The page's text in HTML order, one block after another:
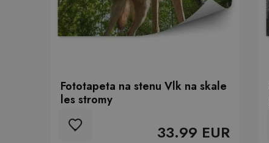
Fototapeta na stenu Vlk na skale
les stromy
33.99 EUR